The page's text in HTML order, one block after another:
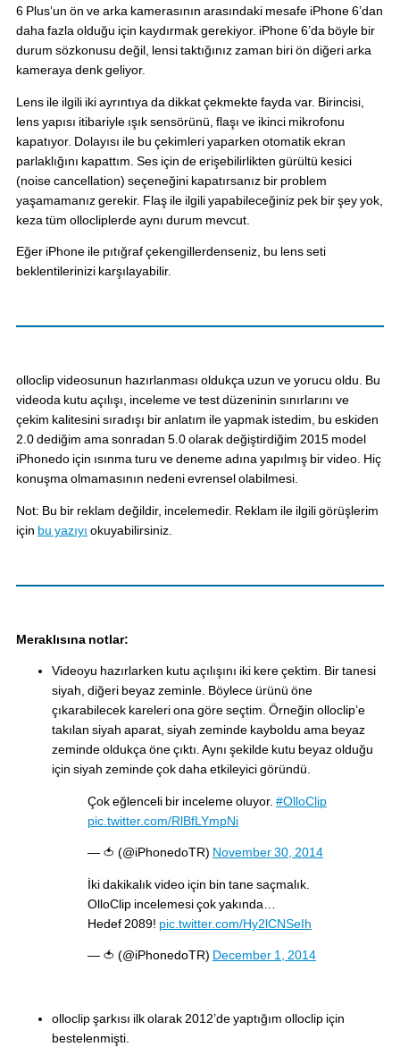
6 Plus’un ön ve arka kamerasının arasındaki mesafe iPhone 6’dan
daha fazla olduğu için kaydırmak gerekiyor. iPhone 6’da böyle bir
durum sözkonusu değil, lensi taktığınız zaman biri ön diğeri arka
kameraya denk geliyor.
Lens ile ilgili iki ayrıntıya da dikkat çekmekte fayda var. Birincisi,
lens yapısı itibariyle ışık sensörünü, flaşı ve ikinci mikrofonu
kapatıyor. Dolayısı ile bu çekimleri yaparken otomatik ekran
parlaklığını kapattım. Ses için de erişebilirlikten gürültü kesici
(noise cancellation) seçeneğini kapatırsanız bir problem
yaşamamanız gerekir. Flaş ile ilgili yapabileceğiniz pek bir şey yok,
keza tüm ollocliplerde aynı durum mevcut.
Eğer iPhone ile pıtığraf çekengillerdenseniz, bu lens seti
beklentilerinizi karşılayabilir.
olloclip videosunun hazırlanması oldukça uzun ve yorucu oldu. Bu
videoda kutu açılışı, inceleme ve test düzeninin sınırlarını ve
çekim kalitesini sıradışı bir anlatım ile yapmak istedim, bu eskiden
2.0 dediğim ama sonradan 5.0 olarak değiştirdiğim 2015 model
iPhonedo için ısınma turu ve deneme adına yapılmış bir video. Hiç
konuşma olmamasının nedeni evrensel olabilmesi.
Not: Bu bir reklam değildir, incelemedir. Reklam ile ilgili görüşlerim
için bu yazıyı okuyabilirsiniz.
Meraklısına notlar:
Videoyu hazırlarken kutu açılışını iki kere çektim. Bir tanesi
siyah, diğeri beyaz zeminle. Böylece ürünü öne
çıkarabilecek kareleri ona göre seçtim. Örneğin olloclip’e
takılan siyah aparat, siyah zeminde kayboldu ama beyaz
zeminde oldukça öne çıktı. Aynı şekilde kutu beyaz olduğu
için siyah zeminde çok daha etkileyici göründü.
Çok eğlenceli bir inceleme oluyor. #OlloClip
pic.twitter.com/RlBfLYmpNi
— 🍅 (@iPhonedoTR) November 30, 2014
İki dakikalık video için bin tane saçmalık.
OlloClip incelemesi çok yakında…
Hedef 2089! pic.twitter.com/Hy2lCNSeIh
— 🍅 (@iPhonedoTR) December 1, 2014
olloclip şarkısı ilk olarak 2012’de yaptığım olloclip için
bestelenmişti.